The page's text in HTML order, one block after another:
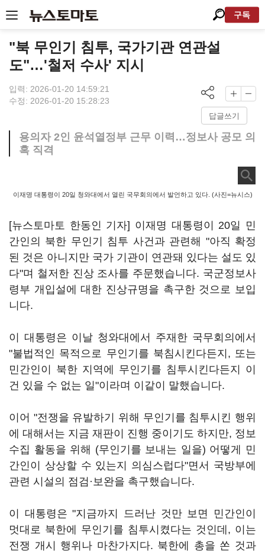
구독
"북 무인기 침투, 국가기관 연관설
도"…'철저 수사' 지시
입력: 2026-01-20 14:59:21
수정: 2026-01-20 15:28:23
답글쓰기
용의자 2인 윤석열정부 근무 이력…정보사 공모 의
혹 직격
이재명 대통령이 20일 청와대에서 열린 국무회의에서 발언하고 있다. (사진=뉴시스)
[뉴스토마토 한동인 기자] 이재명 대통령이 20일 민
간인의 북한 무인기 침투 사건과 관련해 "아직 확정
된 것은 아니지만 국가 기관이 연관돼 있다는 설도 있
다"며 철저한 진상 조사를 주문했습니다. 국군정보사
령부 개입설에 대한 진상규명을 촉구한 것으로 보입
니다.
이 대통령은 이날 청와대에서 주재한 국무회의에서
"불법적인 목적으로 무인기를 북침시킨다든지, 또는
민간인이 북한 지역에 무인기를 침투시킨다든지 이
건 있을 수 없는 일"이라며 이같이 말했습니다.
이어 "전쟁을 유발하기 위해 무인기를 침투시킨 행위
에 대해서는 지금 재판이 진행 중이기도 하지만, 정보
수집 활동을 위해 (무인기를 보내는 일을) 어떻게 민
간인이 상상할 수 있는지 의심스럽다"면서 국방부에
관련 시설의 점검 ·보완을 촉구했습니다.
이 대통령은 "지금까지 드러난 것만 보면 민간인이
멋대로 북한에 무인기를 침투시켰다는 것인데, 이는
전쟁 개시 행위나 마찬가지다. 북한에 총을 쏜 것과